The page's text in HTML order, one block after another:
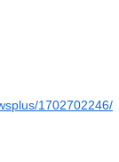
1702702246/